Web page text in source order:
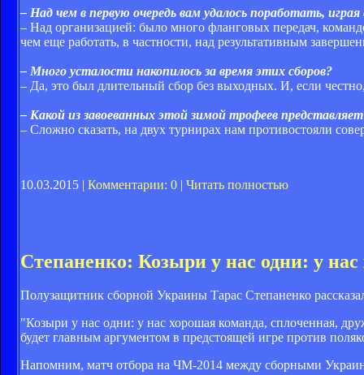
– Над чем в первую очередь вам удалось поработать,
– Над организацией: было много фланговых передач,
чем еще работать, в частности, над результативным
– Много усталости накопилось за время этих сборов?
– Да, это был длительный сбор без выходных. И, если
– Какой из завоеванных этой зимой трофеев
– Сложно сказать, на двух турнирах нам противостояли
10.03.2015 | Комментарии: 0 | Читать полностью
Степаненко: Козыри у нас одни: у
Полузащитник сборной Украины Тарас Степаненко
"Козыри у нас одни: у нас хорошая команда, сплоченная,
будет главным аргументом в предстоящей игре против
Напомним, матч отбора на ЧМ-2014 между сборными